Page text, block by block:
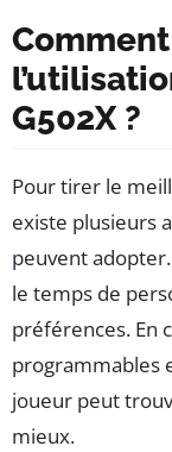
G502X ?
Pour tirer le
existe plusieurs
peuvent
le temps de
préférences. En
programmables
joueur peut
mieux.